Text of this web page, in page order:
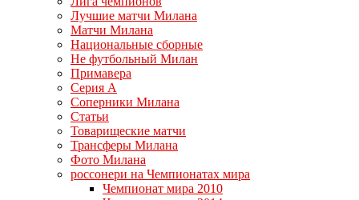
Лучшие матчи Милана
Матчи Милана
Национальные сборные
Не футбольный Милан
Примавера
Серия А
Соперники Милана
Статьи
Товарищеские матчи
Трансферы Милана
Фото Милана
россонери на Чемпионатах мира
Чемпионат мира 2010